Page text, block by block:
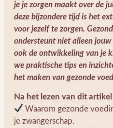
je je zorgen maakt over de
deze bijzondere tijd is het
voor jezelf te zorgen.
ondersteunt niet alleen
ook de ontwikkeling van je
we praktische tips en
het maken van gezonde
Na het lezen van dit
Waarom gezonde
je zwangerschap.